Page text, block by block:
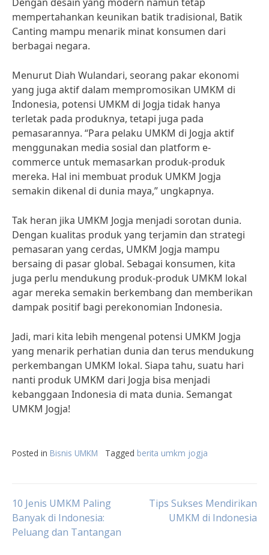
mempertahankan keunikan batik tradisional, Batik
Canting mampu menarik minat konsumen dari
berbagai negara.
Menurut Diah Wulandari, seorang pakar ekonomi
yang juga aktif dalam mempromosikan UMKM di
Indonesia, potensi UMKM di Jogja tidak hanya
terletak pada produknya, tetapi juga pada
pemasarannya. “Para pelaku UMKM di Jogja aktif
menggunakan media sosial dan platform e-
commerce untuk memasarkan produk-produk
mereka. Hal ini membuat produk UMKM Jogja
semakin dikenal di dunia maya,” ungkapnya.
Tak heran jika UMKM Jogja menjadi sorotan dunia.
Dengan kualitas produk yang terjamin dan strategi
pemasaran yang cerdas, UMKM Jogja mampu
bersaing di pasar global. Sebagai konsumen, kita
juga perlu mendukung produk-produk UMKM lokal
agar mereka semakin berkembang dan memberikan
dampak positif bagi perekonomian Indonesia.
Jadi, mari kita lebih mengenal potensi UMKM Jogja
yang menarik perhatian dunia dan terus mendukung
perkembangan UMKM lokal. Siapa tahu, suatu hari
nanti produk UMKM dari Jogja bisa menjadi
kebanggaan Indonesia di mata dunia. Semangat
UMKM Jogja!
Posted in Bisnis UMKM Tagged berita umkm jogja
Post
navigation
10 Jenis UMKM Paling
Banyak di Indonesia:
Peluang dan Tantangan
Tips Sukses Mendirikan
UMKM di Indonesia